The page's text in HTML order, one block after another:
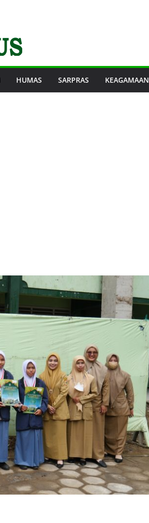
HUMAS SARPRAS KEAGAMAAN